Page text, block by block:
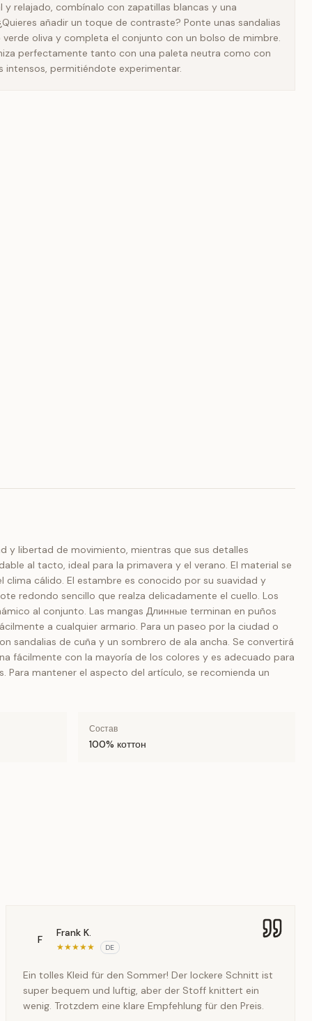
y relajado, combínalo con zapatillas blancas y una
añadir un toque de contraste? Ponte unas sandalias
oliva y completa el conjunto con un bolso de mimbre.
perfectamente tanto con una paleta neutra como con
intensos, permitiéndote experimentar.
y libertad de movimiento, mientras que sus detalles
al tacto, ideal para la primavera y el verano. El material se
cálido. El estambre es conocido por su suavidad y
redondo sencillo que realza delicadamente el cuello. Los
al conjunto. Las mangas Длинные terminan en puños
a cualquier armario. Para un paseo por la ciudad o
sandalias de cuña y un sombrero de ala ancha. Se convertirá
fácilmente con la mayoría de los colores y es adecuado para
mantener el aspecto del artículo, se recomienda un
Состав
100% коттон
F
Frank K.
★★★★★ DE
Ein tolles Kleid für den Sommer! Der lockere Schnitt ist
super bequem und luftig, aber der Stoff knittert ein
wenig. Trotzdem eine klare Empfehlung für den Preis.